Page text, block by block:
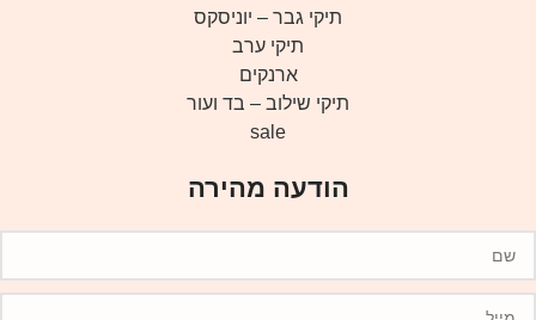
תיקי גבר – יוניסקס
תיקי ערב
ארנקים
תיקי שילוב – בד ועור
sale
הודעה מהירה